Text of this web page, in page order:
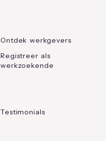
Ontdek werkgevers
Registreer als
werkzoekende
Testimonials